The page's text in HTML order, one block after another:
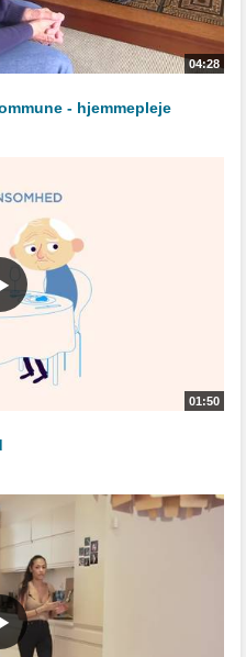
04:28
- hjemmepleje
01:50